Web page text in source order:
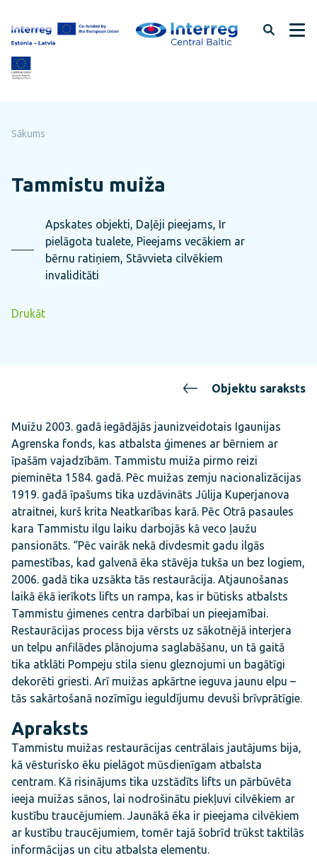
uz
lapas
saturu
Sākums
Tammistu muiža
Apskates objekti, Daļēji pieejams, Ir
pielāgota tualete, Pieejams vecākiem ar
bērnu ratiņiem, Stāvvieta cilvēkiem
invaliditāti
Drukāt
Objektu saraksts
Muižu 2003. gadā iegādājās jaunizveidotais Igaunijas
Agrenska fonds, kas atbalsta ģimenes ar bērniem ar
īpašām vajadzībām. Tammistu muiža pirmo reizi
pieminēta 1584. gadā. Pēc muižas zemju nacionalizācijas
1919. gadā īpašums tika uzdāvināts Jūlija Kuperjanova
atraitnei, kurš krita Neatkarības karā. Pēc Otrā pasaules
kara Tammistu ilgu laiku darbojās kā veco ļaužu
pansionāts. “Pēc vairāk nekā divdesmit gadu ilgās
pamestības, kad galvenā ēka stāvēja tukša un bez logiem,
2006. gadā tika uzsākta tās restaurācija. Atjaunošanas
laikā ēkā ierīkots lifts un rampa, kas ir būtisks atbalsts
Tammistu ģimenes centra darbībai un pieejamībai.
Restaurācijas process bija vērsts uz sākotnējā interjera
un telpu anfilādes plānojuma saglabāšanu, un tā gaitā
tika atklāti Pompeju stila sienu gleznojumi un bagātīgi
dekorēti griesti. Arī muižas apkārtne ieguva jaunu elpu –
tās sakārtošanā nozīmīgu ieguldījumu devuši brīvprātīgie.
Apraksts
Tammistu muižas restaurācijas centrālais jautājums bija,
kā vēsturisko ēku pielāgot mūsdienīgam atbalsta
centram. Kā risinājums tika uzstādīts lifts un pārbūvēta
ieeja muižas sānos, lai nodrošinātu piekļuvi cilvēkiem ar
kustību traucējumiem. Jaunākā ēka ir pieejama cilvēkiem
ar kustību traucējumiem, tomēr tajā šobrīd trūkst taktilās
informācijas un citu atbalsta elementu.